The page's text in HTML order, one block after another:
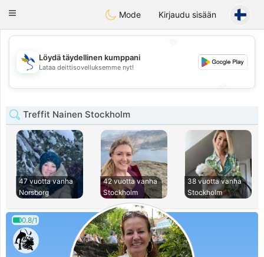
SvenskaDating
Toggle
Mode Kirjaudu sisään
💖
💕
Löydä täydellinen kumppani
Lataa deittisovelluksemme nyt!
Treffit Nainen Stockholm
47 vuotta vanha
Norsborg
42 vuotta vanha
Stockholm
38 vuotta vanha
Stockholm
0.8/1